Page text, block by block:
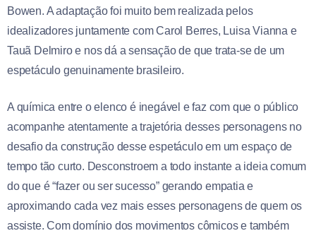
Bowen. A adaptação foi muito bem realizada pelos
idealizadores juntamente com Carol Berres, Luisa Vianna e
Tauã Delmiro e nos dá a sensação de que trata-se de um
espetáculo genuinamente brasileiro.
A química entre o elenco é inegável e faz com que o público
acompanhe atentamente a trajetória desses personagens no
desafio da construção desse espetáculo em um espaço de
tempo tão curto. Desconstroem a todo instante a ideia comum
do que é “fazer ou ser sucesso” gerando empatia e
aproximando cada vez mais esses personagens de quem os
assiste. Com domínio dos movimentos cômicos e também